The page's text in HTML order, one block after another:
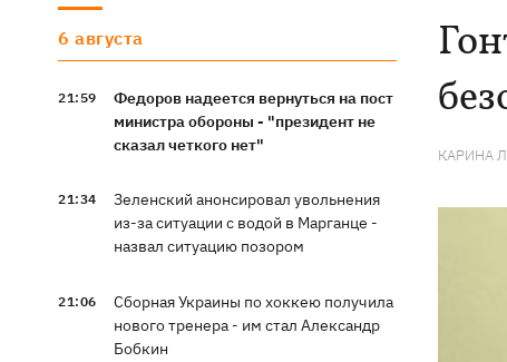
6 августа
21:59
Федоров надеется вернуться на пост
министра обороны - "президент не
сказал четкого нет"
21:34
Зеленский анонсировал увольнения
из-за ситуации с водой в Марганце -
назвал ситуацию позором
21:06
Сборная Украины по хоккею получила
нового тренера - им стал Александр
Бобкин
КАРИНА